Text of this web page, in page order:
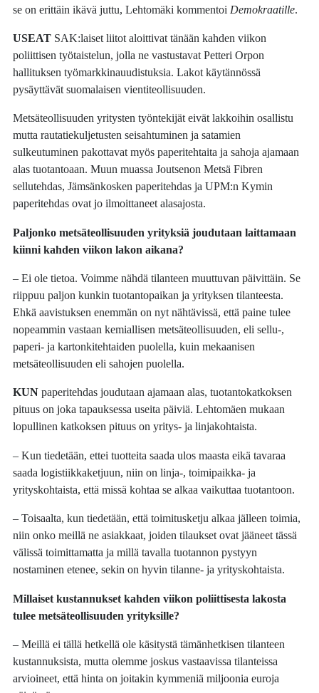
se on erittäin ikävä juttu, Lehtomäki kommentoi Demokraatille.
USEAT SAK:laiset liitot aloittivat tänään kahden viikon
poliittisen työtaistelun, jolla ne vastustavat Petteri Orpon
hallituksen työmarkkinauudistuksia. Lakot käytännössä
pysäyttävät suomalaisen vientiteollisuuden.
Metsäteollisuuden yritysten työntekijät eivät lakkoihin osallistu
mutta rautatiekuljetusten seisahtuminen ja satamien
sulkeutuminen pakottavat myös paperitehtaita ja sahoja ajamaan
alas tuotantoaan. Muun muassa Joutsenon Metsä Fibren
sellutehdas, Jämsänkosken paperitehdas ja UPM:n Kymin
paperitehdas ovat jo ilmoittaneet alasajosta.
Paljonko metsäteollisuuden yrityksiä joudutaan laittamaan
kiinni kahden viikon lakon aikana?
– Ei ole tietoa. Voimme nähdä tilanteen muuttuvan päivittäin. Se
riippuu paljon kunkin tuotantopaikan ja yrityksen tilanteesta.
Ehkä aavistuksen enemmän on nyt nähtävissä, että paine tulee
nopeammin vastaan kemiallisen metsäteollisuuden, eli sellu-,
paperi- ja kartonkitehtaiden puolella, kuin mekaanisen
metsäteollisuuden eli sahojen puolella.
KUN paperitehdas joudutaan ajamaan alas, tuotantokatkoksen
pituus on joka tapauksessa useita päiviä. Lehtomäen mukaan
lopullinen katkoksen pituus on yritys- ja linjakohtaista.
– Kun tiedetään, ettei tuotteita saada ulos maasta eikä tavaraa
saada logistiikkaketjuun, niin on linja-, toimipaikka- ja
yrityskohtaista, että missä kohtaa se alkaa vaikuttaa tuotantoon.
– Toisaalta, kun tiedetään, että toimitusketju alkaa jälleen toimia,
niin onko meillä ne asiakkaat, joiden tilaukset ovat jääneet tässä
välissä toimittamatta ja millä tavalla tuotannon pystyyn
nostaminen etenee, sekin on hyvin tilanne- ja yrityskohtaista.
Millaiset kustannukset kahden viikon poliittisesta lakosta
tulee metsäteollisuuden yrityksille?
– Meillä ei tällä hetkellä ole käsitystä tämänhetkisen tilanteen
kustannuksista, mutta olemme joskus vastaavissa tilanteissa
arvioineet, että hinta on joitakin kymmeniä miljoonia euroja